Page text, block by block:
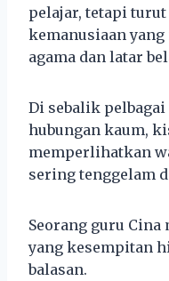
pelajar, tetapi
kemanusiaan
agama dan latar
Di sebalik
hubungan kaum,
memperlihatkan
sering tenggelam
Seorang guru Cina
yang kesempitan
balasan.